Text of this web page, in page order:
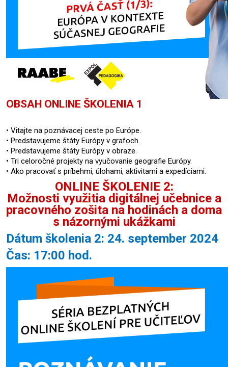
OBSAH ONLINE ŠKOLENIA 1
• Vitajte na poznávacej ceste po Európe.
• Predstavujeme štáty Európy v grafoch.
• Predstavujeme štáty Európy v obraze.
• Tri celoročné projekty na vyučovanie geografie Európy.
• Ako pracovať s príbehmi, úlohami, aktivitami a expedíciami.
ONLINE ŠKOLENIE 2:
Možnosti využitia digitálnej učebnice a
pracovného zošita na hodinách a doma
s názornými ukážkami
Dátum školenia 2: 24. september 2024
Čas: 17:00 hod.